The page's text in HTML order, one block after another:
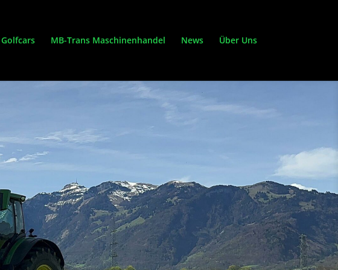
Golfcars MB-Trans Maschinenhandel News Über Uns